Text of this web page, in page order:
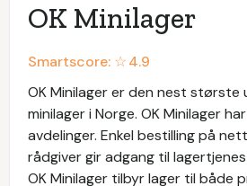
OK Minilager
Smartscore: ☆4.9
OK Minilager er den nest største
minilager i Norge. OK Minilager
avdelinger. Enkel bestilling på
rådgiver gir adgang til
OK Minilager tilbyr lager til både